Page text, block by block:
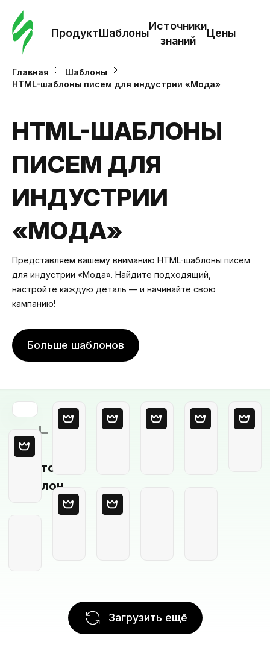
ПродуктШаблоны
Источники
знаний
Цены
Главная
Шаблоны
HTML-шаблоны писем для индустрии «Мода»
HTML-ШАБЛОНЫ
ПИСЕМ ДЛЯ
ИНДУСТРИИ
«МОДА»
Представляем вашему вниманию HTML-шаблоны писем
для индустрии «Мода». Найдите подходящий,
настройте каждую деталь — и начинайте свою
кампанию!
Больше шаблонов
Пустой
шаблон
Загрузить ещё